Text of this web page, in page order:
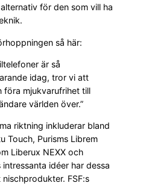
för den som vill ha
så här:
är så
idag, tror vi att
föra mjukvarufrihet till
världen över.”
riktning inkluderar bland
Touch, Purisms Librem
Liberux NEXX och
intressanta idéer har dessa
FSF:s